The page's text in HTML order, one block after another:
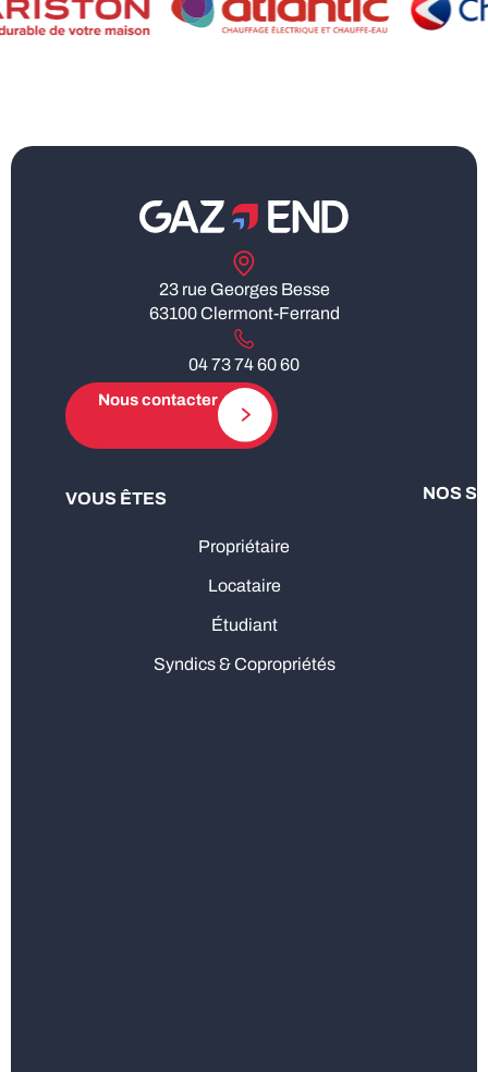
23 rue Georges Besse
63100 Clermont-Ferrand
04 73 74 60 60
Nous contacter
VOUS ÊTES
Propriétaire
Locataire
Étudiant
Syndics & Copropriétés
NOS